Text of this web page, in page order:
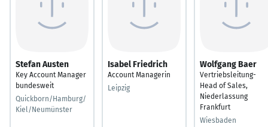
Stefan Austen
Key Account Manager
bundesweit
Quickborn/Hamburg/
Kiel/Neumünster
Isabel Friedrich
Account Managerin
Leipzig
Wolfgang Baer
Vertriebsleitung-
Head of Sales,
Niederlassung
Frankfurt
Wiesbaden